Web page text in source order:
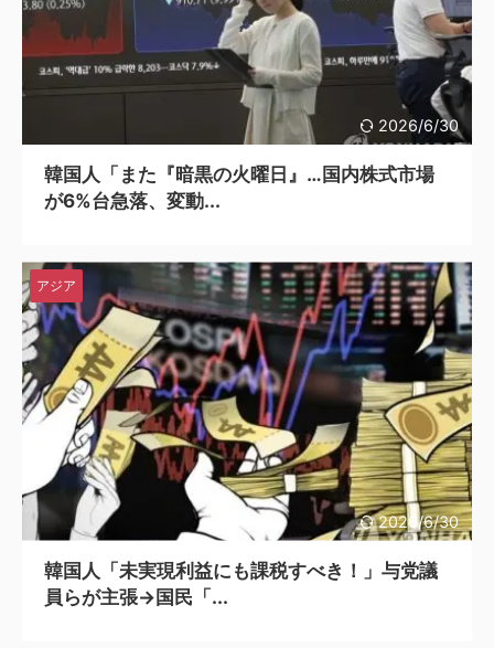
2026/6/30
韓国人「また『暗黒の火曜日』…国内株式市場
が6%台急落、変動...
2026/6/30
アジア
韓国人「未実現利益にも課税すべき！」与党議
員らが主張→国民「...